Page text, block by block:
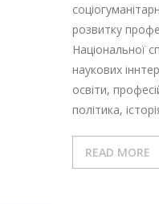
розвитку
Національної
наукових
освіти,
політика,
READ MORE